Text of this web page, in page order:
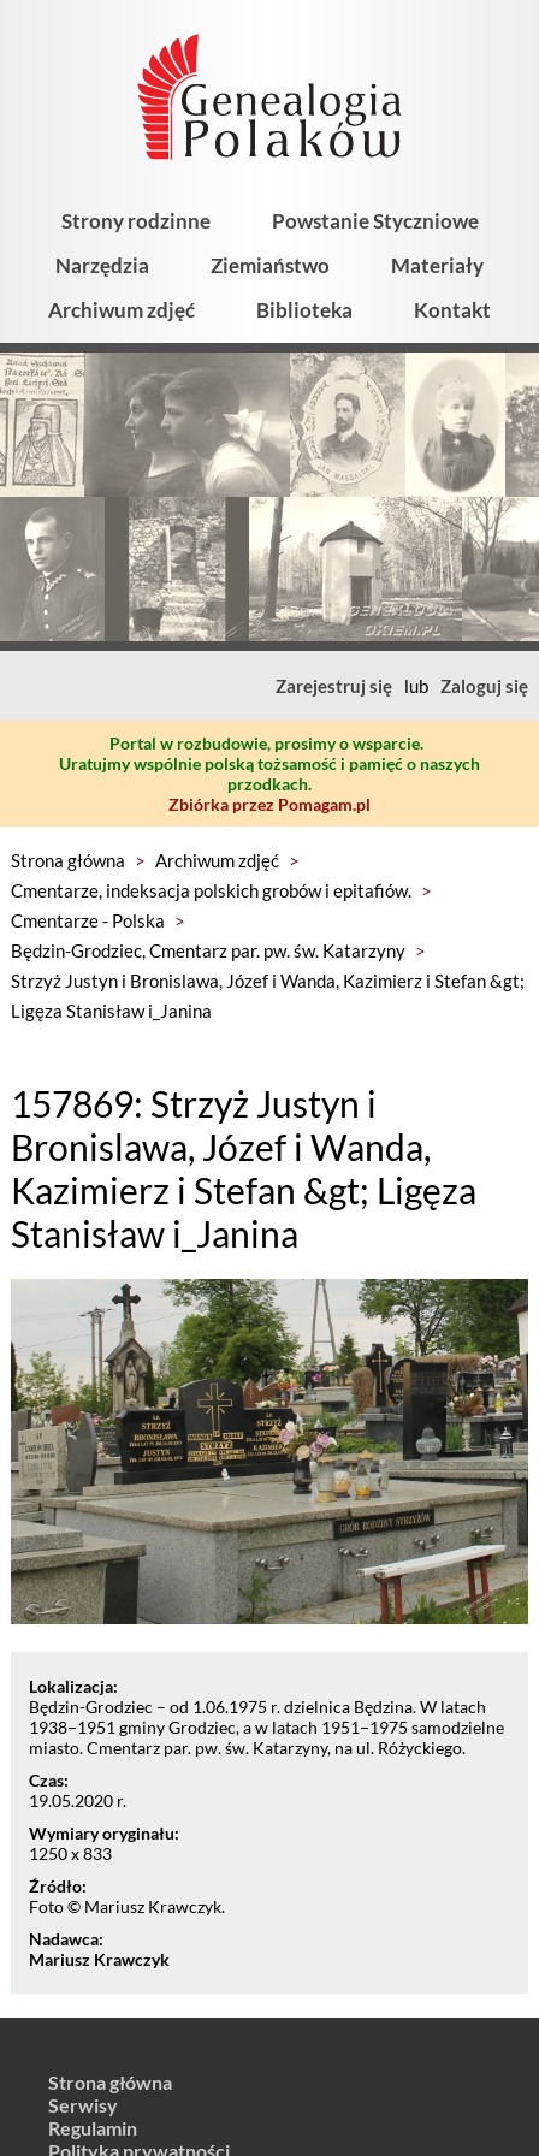
Strony rodzinne
Powstanie Styczniowe
Narzędzia
Ziemiaństwo
Materiały
Archiwum zdjęć
Biblioteka Kontakt
Zarejestruj się lub Zaloguj się
Portal w rozbudowie, prosimy o wsparcie.
Uratujmy wspólnie polską tożsamość i pamięć o naszych
przodkach.
Zbiórka przez Pomagam.pl
Strona główna > Archiwum zdjęć >
Cmentarze, indeksacja polskich grobów i epitafiów. >
Cmentarze - Polska >
Będzin-Grodziec, Cmentarz par. pw. św. Katarzyny >
Strzyż Justyn i Bronislawa, Józef i Wanda, Kazimierz i Stefan &gt;
Ligęza Stanisław i_Janina
157869: Strzyż Justyn i
Bronislawa, Józef i Wanda,
Kazimierz i Stefan &gt; Ligęza
Stanisław i_Janina
Lokalizacja:
Będzin-Grodziec – od 1.06.1975 r. dzielnica Będzina. W latach
1938−1951 gminy Grodziec, a w latach 1951−1975 samodzielne
miasto. Cmentarz par. pw. św. Katarzyny, na ul. Różyckiego.
Czas:
19.05.2020 r.
Wymiary oryginału:
1250 x 833
Źródło:
Foto © Mariusz Krawczyk.
Nadawca:
Mariusz Krawczyk
Strona główna
Serwisy
Regulamin
Polityka prywatności